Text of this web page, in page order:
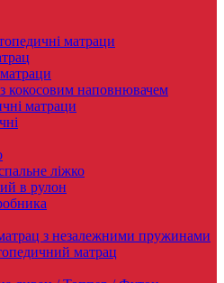
матраци
кокосовим наповнювачем
матраци
ліжко
в рулон
з незалежними пружинами
матрац